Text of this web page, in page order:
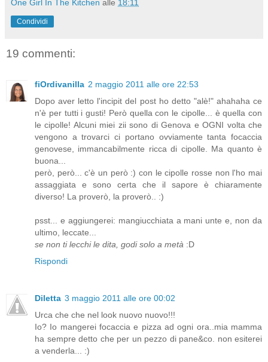
One Girl In The Kitchen alle 18:11
Condividi
19 commenti:
fiOrdivanilla 2 maggio 2011 alle ore 22:53
Dopo aver letto l'incipit del post ho detto "alè!" ahahaha ce
n'è per tutti i gusti! Però quella con le cipolle... è quella con
le cipolle! Alcuni miei zii sono di Genova e OGNI volta che
vengono a trovarci ci portano ovviamente tanta focaccia
genovese, immancabilmente ricca di cipolle. Ma quanto è
buona...
però, però... c'è un però :) con le cipolle rosse non l'ho mai
assaggiata e sono certa che il sapore è chiaramente
diverso! La proverò, la proverò.. :)
psst... e aggiungerei: mangiucchiata a mani unte e, non da
ultimo, leccate...
se non ti lecchi le dita, godi solo a metà :D
Rispondi
Diletta 3 maggio 2011 alle ore 00:02
Urca che che nel look nuovo nuovo!!!
Io? Io mangerei focaccia e pizza ad ogni ora..mia mamma
ha sempre detto che per un pezzo di pane&co. non esiterei
a venderla... :)